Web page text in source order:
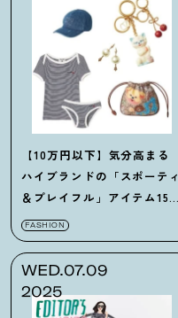
【10万円以下】気分高まる
ハイブランドの「スポーティ
＆プレイフル」アイテム15
選！
FASHION
WED.07.09
2025